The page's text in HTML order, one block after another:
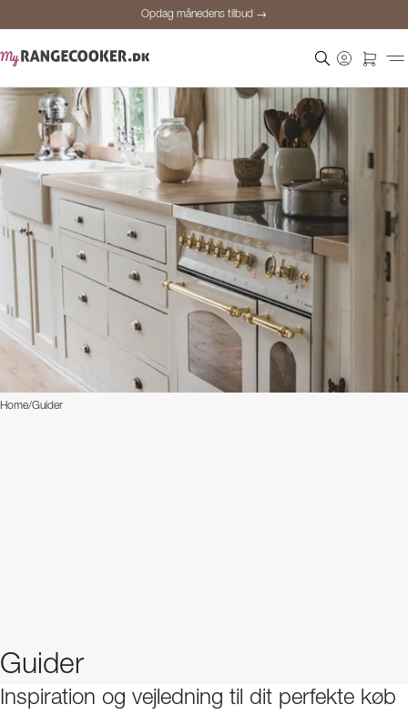
Opdag månedens tilbud →
Personlig rådgivning
Opdag månedens tilbud →
Home/Guider
Guider
Inspiration og vejledning til dit perfekte køb